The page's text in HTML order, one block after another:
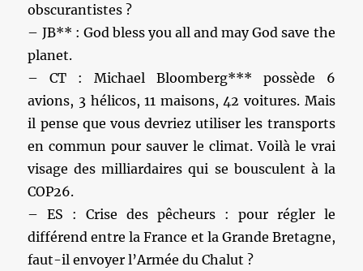
obscurantistes ?
– JB** : God bless you all and may God save the
planet.
– CT : Michael Bloomberg*** possède 6
avions, 3 hélicos, 11 maisons, 42 voitures. Mais
il pense que vous devriez utiliser les transports
en commun pour sauver le climat. Voilà le vrai
visage des milliardaires qui se bousculent à la
COP26.
– ES : Crise des pêcheurs : pour régler le
différend entre la France et la Grande Bretagne,
faut-il envoyer l’Armée du Chalut ?